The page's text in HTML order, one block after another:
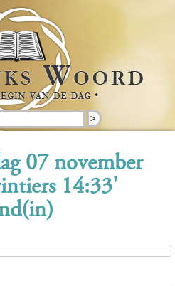
>
07 november
14:33'